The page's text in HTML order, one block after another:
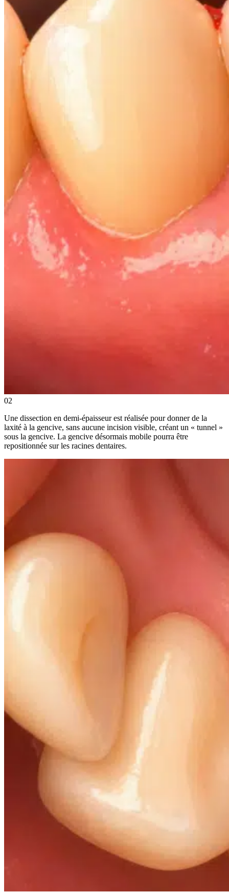
02
Une dissection en demi-épaisseur est réalisée pour donner de la
laxité à la gencive, sans aucune incision visible, créant un « tunnel »
sous la gencive. La gencive désormais mobile pourra être
repositionnée sur les racines dentaires.